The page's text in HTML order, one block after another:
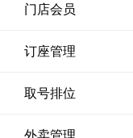
门店会员
订座管理
取号排位
外卖管理